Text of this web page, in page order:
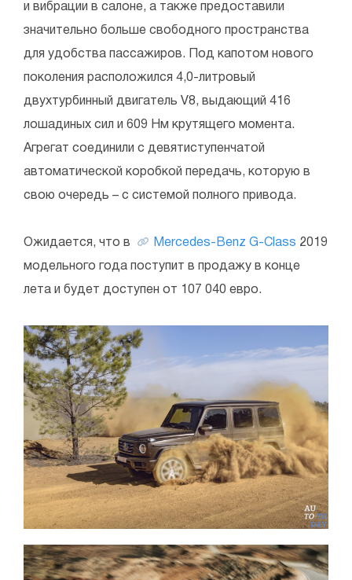
и вибрации в салоне, а также предоставили
значительно больше свободного пространства
для удобства пассажиров. Под капотом нового
поколения расположился 4,0-литровый
двухтурбинный двигатель V8, выдающий 416
лошадиных сил и 609 Нм крутящего момента.
Агрегат соединили с девятиступенчатой
автоматической коробкой передачь, которую в
свою очередь – с системой полного привода.
Ожидается, что в Mercedes-Benz G-Class 2019
модельного года поступит в продажу в конце
лета и будет доступен от 107 040 евро.